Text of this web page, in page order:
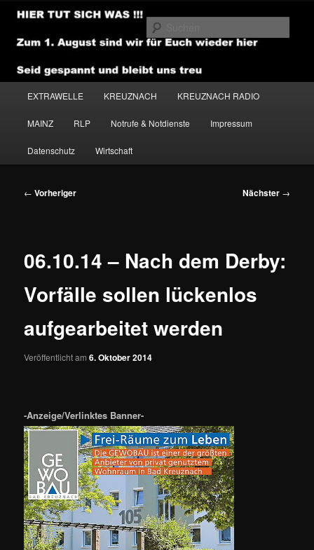
Zum
primären
Inhalt
NEWSHOUSE.MEDIA
EXTRAWELLE KREUZNACH KREUZNACH RADIO
MAINZ RLP Notrufe & Notdienste Impressum
Datenschutz Wirtschaft
Beitragsnavigation
← Vorheriger Nächster →
06.10.14 – Nach dem Derby:
Vorfälle sollen lückenlos
aufgearbeitet werden
Veröffentlicht am6. Oktober 2014
-Anzeige/Verlinktes Banner-